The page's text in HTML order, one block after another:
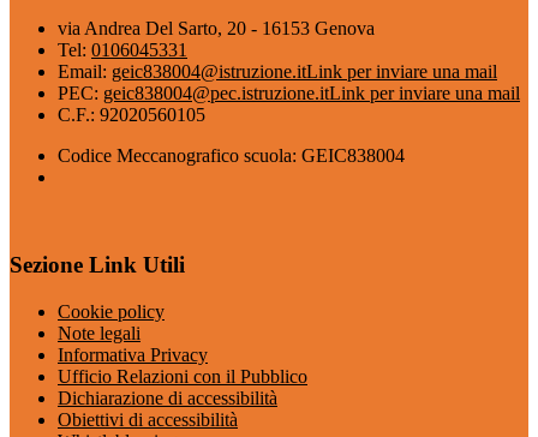
via Andrea Del Sarto, 20 - 16153 Genova
Tel: 0106045331
Email: geic838004@istruzione.itLink per inviare una mail
PEC: geic838004@pec.istruzione.itLink per inviare una mail
C.F.: 92020560105
Codice Meccanografico scuola: GEIC838004
Sezione Link Utili
Cookie policy
Note legali
Informativa Privacy
Ufficio Relazioni con il Pubblico
Dichiarazione di accessibilità
Obiettivi di accessibilità